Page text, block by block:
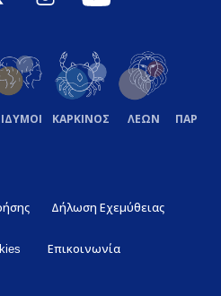
ΚΑΡΚΙΝΟΣ ΛΕΩΝ
Δήλωση Εχεμύθειας
Επικοινωνία